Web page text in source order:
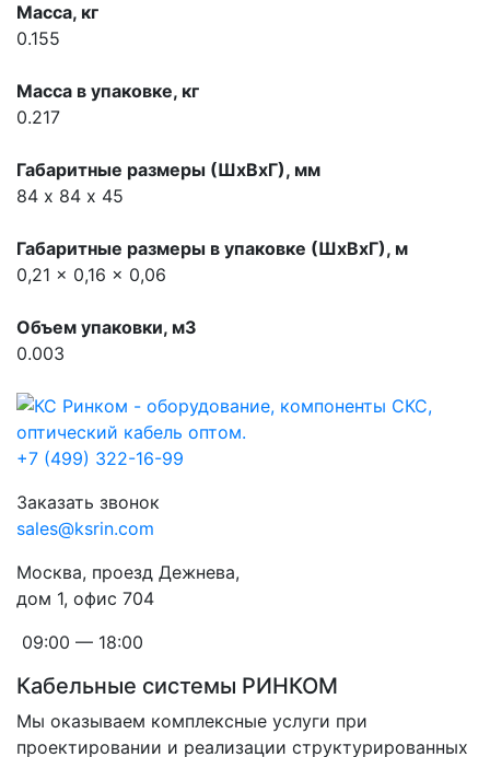
Масса, кг
0.155
Масса в упаковке, кг
0.217
Габаритные размеры (ШхВхГ), мм
84 х 84 х 45
Габаритные размеры в упаковке (ШхВхГ), м
0,21 x 0,16 x 0,06
Объем упаковки, м3
0.003
+7 (499) 322-16-99
Заказать звонок
sales@ksrin.com
Москва, проезд Дежнева,
дом 1, офис 704
09:00 — 18:00
Кабельные системы РИНКОМ
Мы оказываем комплексные услуги при
проектировании и реализации структурированных